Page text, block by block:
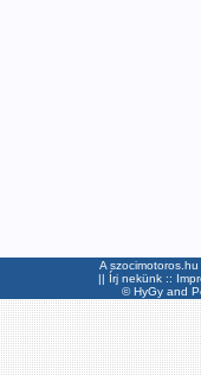
A
|| Írj nekünk ::
©HyGyand